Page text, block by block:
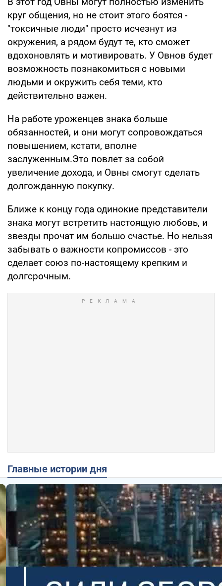
круг общения, но не стоит этого боятся -
"токсичные люди" просто исчезнут из
окружения, а рядом будут те, кто сможет
вдохоновлять и мотивировать. У Овнов будет
возможность познакомиться с новыми
людьми и окружить себя теми, кто
действительно важен.
На работе уроженцев знака больше
обязанностей, и они могут сопровождаться
повышением, кстати, вполне
заслуженным.Это повлет за собой
увеличение дохода, и Овны смогут сделать
долгожданную покупку.
Ближе к концу года одинокие представители
знака могут встретить настоящую любовь, и
звезды прочат им большо счастье. Но нельзя
забывать о важности копромиссов - это
сделает союз по-настоящему крепким и
долгсрочным.
Главные истории дня